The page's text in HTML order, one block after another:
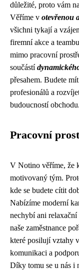
důležité, proto vám
Věříme v otevřenou
všichni tykají a
firemní akce a
mimo pracovní
součástí
přesahem. Budete
profesionálů a
budoucností obchodu.
Pracovní
V Notino věříme, že
motivovaný tým.
kde se budete cítit
Nabízíme moderní
nechybí ani
naše zaměstnance
které posilují vztahy
komunikaci a
Díky tomu se u nás i